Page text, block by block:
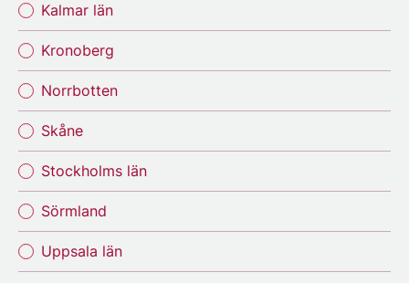
Kalmar län
Kronoberg
Norrbotten
Skåne
Stockholms län
Sörmland
Uppsala län